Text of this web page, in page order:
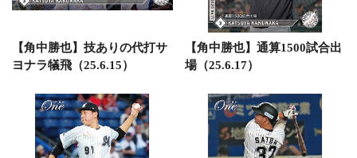
【角中勝也】技ありの代打サ
ヨナラ犠飛（25.6.15）
【角中勝也】通算1500試合出
場（25.6.17）